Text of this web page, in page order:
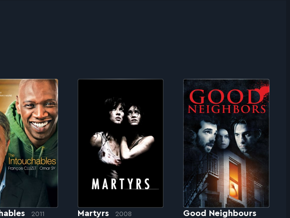
2011 Martyrs 2008 Good Neighbours